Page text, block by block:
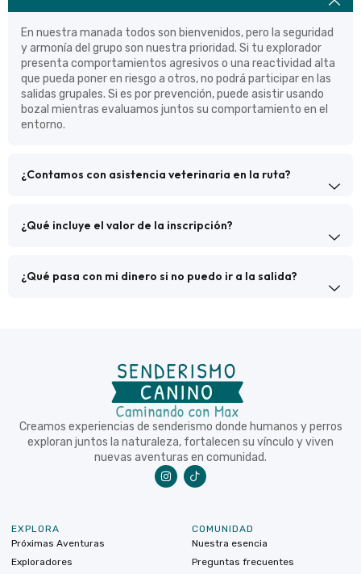
En nuestra manada todos son bienvenidos, pero la seguridad
y armonía del grupo son nuestra prioridad. Si tu explorador
presenta comportamientos agresivos o una reactividad alta
que pueda poner en riesgo a otros, no podrá participar en las
salidas grupales. Si es por prevención, puede asistir usando
bozal mientras evaluamos juntos su comportamiento en el
entorno.
¿Contamos con asistencia veterinaria en la ruta?
¿Qué incluye el valor de la inscripción?
¿Qué pasa con mi dinero si no puedo ir a la salida?
Creamos experiencias de senderismo donde humanos y perros
exploran juntos la naturaleza, fortalecen su vínculo y viven
nuevas aventuras en comunidad.
EXPLORA
Próximas Aventuras
Exploradores
COMUNIDAD
Nuestra esencia
Preguntas frecuentes